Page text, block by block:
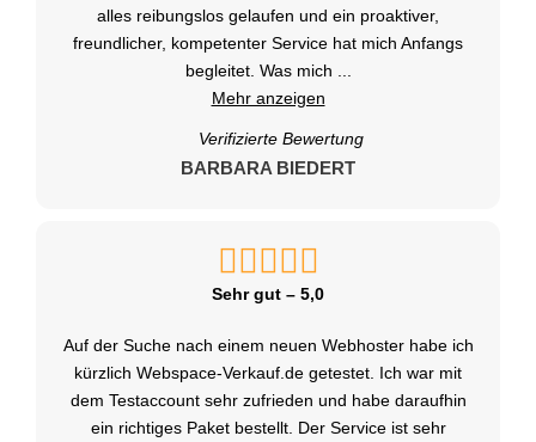
alles reibungslos gelaufen und ein proaktiver,
freundlicher, kompetenter Service hat mich Anfangs
begleitet. Was mich ...
Mehr anzeigen
Verifizierte Bewertung
BARBARA BIEDERT
Sehr gut – 5,0
Auf der Suche nach einem neuen Webhoster habe ich
kürzlich Webspace-Verkauf.de getestet. Ich war mit
dem Testaccount sehr zufrieden und habe daraufhin
ein richtiges Paket bestellt. Der Service ist sehr